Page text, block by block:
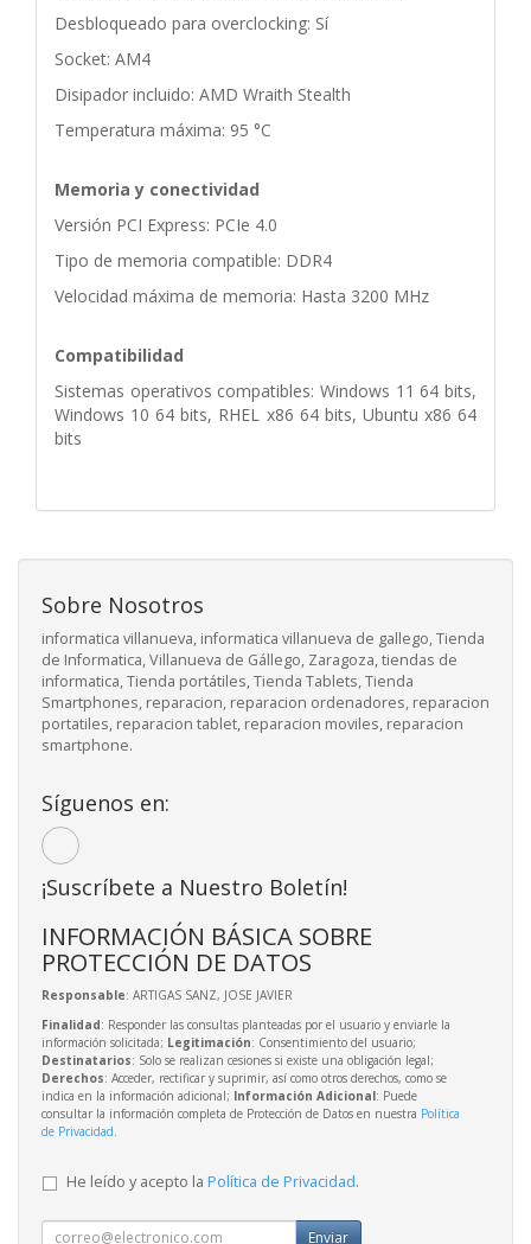
Desbloqueado para overclocking: Sí
Socket: AM4
Disipador incluido: AMD Wraith Stealth
Temperatura máxima: 95 °C
Memoria y conectividad
Versión PCI Express: PCIe 4.0
Tipo de memoria compatible: DDR4
Velocidad máxima de memoria: Hasta 3200 MHz
Compatibilidad
Sistemas operativos compatibles: Windows 11 64 bits,
Windows 10 64 bits, RHEL x86 64 bits, Ubuntu x86 64
bits
Sobre Nosotros
informatica villanueva, informatica villanueva de gallego, Tienda
de Informatica, Villanueva de Gállego, Zaragoza, tiendas de
informatica, Tienda portátiles, Tienda Tablets, Tienda
Smartphones, reparacion, reparacion ordenadores, reparacion
portatiles, reparacion tablet, reparacion moviles, reparacion
smartphone.
Síguenos en:
¡Suscríbete a Nuestro Boletín!
INFORMACIÓN BÁSICA SOBRE
PROTECCIÓN DE DATOS
Responsable: ARTIGAS SANZ, JOSE JAVIER
Finalidad: Responder las consultas planteadas por el usuario y enviarle la
información solicitada; Legitimación: Consentimiento del usuario;
Destinatarios: Solo se realizan cesiones si existe una obligación legal;
Derechos: Acceder, rectificar y suprimir, así como otros derechos, como se
indica en la información adicional; Información Adicional: Puede
consultar la información completa de Protección de Datos en nuestra Política
de Privacidad
He leído y acepto la Política de Privacidad.
Enviar